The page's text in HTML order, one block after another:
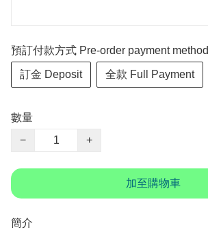
預訂付款方式 Pre-order payment method
訂金 Deposit 全款 Full Payment
數量
−
+
加至購物車
簡介